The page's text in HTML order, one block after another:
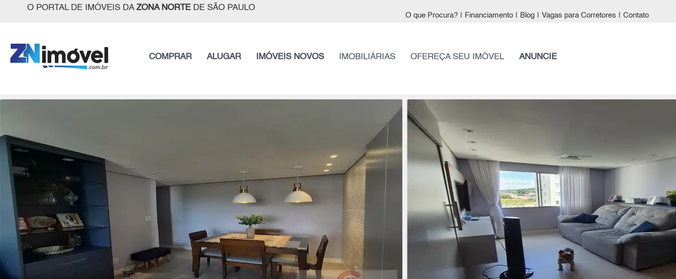
O PORTAL DE IMÓVEIS DA ZONA NORTEDE SÃO PAULO
O que Procura? Financiamento Blog Vagas para Corretores Contato
COMPRAR ALUGAR IMÓVEIS NOVOS IMOBILIÁRIAS OFEREÇA SEU IMÓVEL ANUNCIE